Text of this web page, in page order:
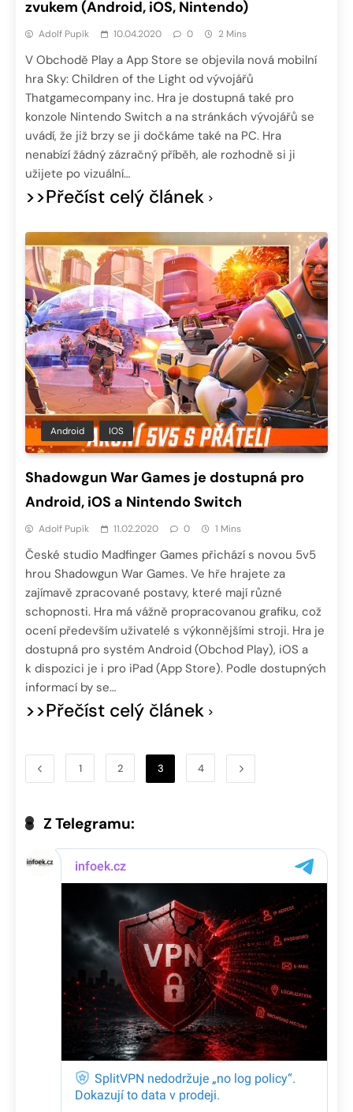
zvukem (Android, iOS, Nintendo)
Adolf Pupík 10.04.2020 0 2 Mins
V Obchodě Play a App Store se objevila nová mobilní
hra Sky: Children of the Light od vývojářů
Thatgamecompany inc. Hra je dostupná také pro
konzole Nintendo Switch a na stránkách vývojářů se
uvádí, že již brzy se ji dočkáme také na PC. Hra
nenabízí žádný zázračný příběh, ale rozhodně si ji
užijete po vizuální…
>>Přečíst celý článek
Android IOS
Shadowgun War Games je dostupná pro
Android, iOS a Nintendo Switch
Adolf Pupík 11.02.2020 0 1 Mins
České studio Madfinger Games přichází s novou 5v5
hrou Shadowgun War Games. Ve hře hrajete za
zajímavě zpracované postavy, které mají různé
schopnosti. Hra má vážně propracovanou grafiku, což
ocení především uživatelé s výkonnějšími stroji. Hra je
dostupná pro systém Android (Obchod Play), iOS a
k dispozici je i pro iPad (App Store). Podle dostupných
informací by se…
>>Přečíst celý článek
1 2 3 4
Z Telegramu: